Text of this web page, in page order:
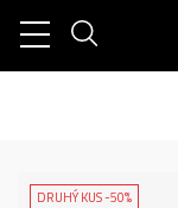
DRUHÝ KUS -50%